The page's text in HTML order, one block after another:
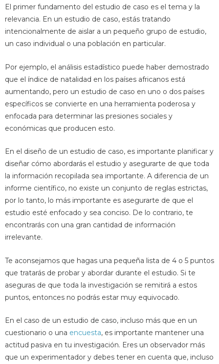
El primer fundamento del estudio de caso es el tema y la
relevancia. En un estudio de caso, estás tratando
intencionalmente de aislar a un pequeño grupo de estudio,
un caso individual o una población en particular.
Por ejemplo, el análisis estadístico puede haber demostrado
que el índice de natalidad en los países africanos está
aumentando, pero un estudio de caso en uno o dos países
específicos se convierte en una herramienta poderosa y
enfocada para determinar las presiones sociales y
económicas que producen esto.
En el diseño de un estudio de caso, es importante planificar y
diseñar cómo abordarás el estudio y asegurarte de que toda
la información recopilada sea importante. A diferencia de un
informe científico, no existe un conjunto de reglas estrictas,
por lo tanto, lo más importante es asegurarte de que el
estudio esté enfocado y sea conciso. De lo contrario, te
encontrarás con una gran cantidad de información
irrelevante.
Te aconsejamos que hagas una pequeña lista de 4 o 5 puntos
que tratarás de probar y abordar durante el estudio. Si te
aseguras de que toda la investigación se remitirá a estos
puntos, entonces no podrás estar muy equivocado.
En el caso de un estudio de caso, incluso más que en un
cuestionario o una encuesta, es importante mantener una
actitud pasiva en tu investigación. Eres un observador más
que un experimentador y debes tener en cuenta que, incluso